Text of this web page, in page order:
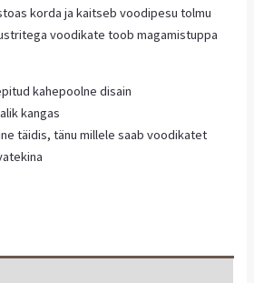
korda ja kaitseb voodipesu tolmu
voodikate toob magamistuppa
kahepoolne disain
kangas
täidis, tänu millele saab voodikatet